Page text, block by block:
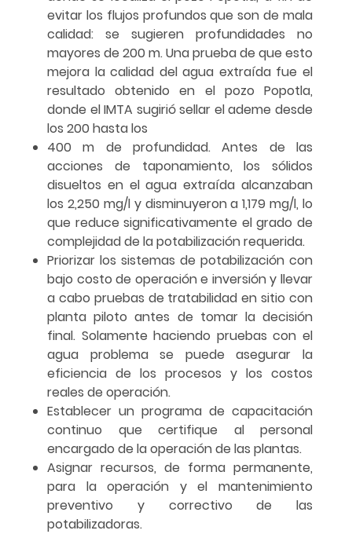
evitar los flujos profundos que son de mala
calidad: se sugieren profundidades no
mayores de 200 m. Una prueba de que esto
mejora la calidad del agua extraída fue el
resultado obtenido en el pozo Popotla,
donde el IMTA sugirió sellar el ademe desde
los 200 hasta los
400 m de profundidad. Antes de las
acciones de taponamiento, los sólidos
disueltos en el agua extraída alcanzaban
los 2,250 mg/l y disminuyeron a 1,179 mg/l, lo
que reduce significativamente el grado de
complejidad de la potabilización requerida.
Priorizar los sistemas de potabilización con
bajo costo de operación e inversión y llevar
a cabo pruebas de tratabilidad en sitio con
planta piloto antes de tomar la decisión
final. Solamente haciendo pruebas con el
agua problema se puede asegurar la
eficiencia de los procesos y los costos
reales de operación.
Establecer un programa de capacitación
continuo que certifique al personal
encargado de la operación de las plantas.
Asignar recursos, de forma permanente,
para la operación y el mantenimiento
preventivo y correctivo de las
potabilizadoras.